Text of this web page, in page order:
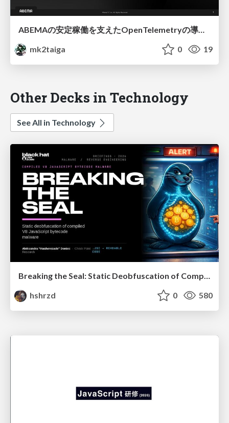
ABEMAの安定稼働を支えたOpenTelemetryの導入事例
mk2taiga
0 19
Other Decks in Technology
See All in Technology
Breaking the Seal: Static Deobfuscation of Compiled V8 JavaScript Bytecode Malware
hshrzd
0 580